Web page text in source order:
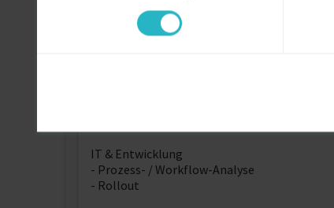
Weitere Kenntnisse
IT & Entwicklung
- Prozess- / Workflow-Analyse
- Rollout